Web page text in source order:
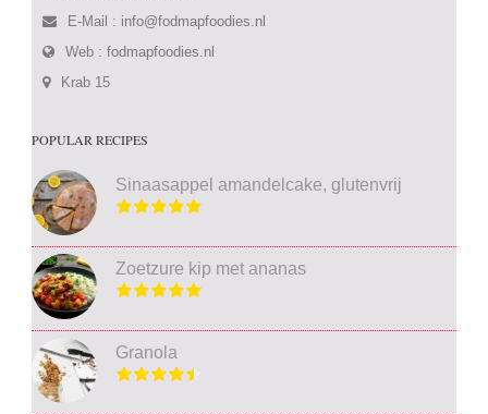
E-Mail : info@fodmapfoodies.nl
Web :fodmapfoodies.nl
Krab 15
POPULAR RECIPES
Sinaasappel amandelcake, glutenvrij
Zoetzure kip met ananas
Granola